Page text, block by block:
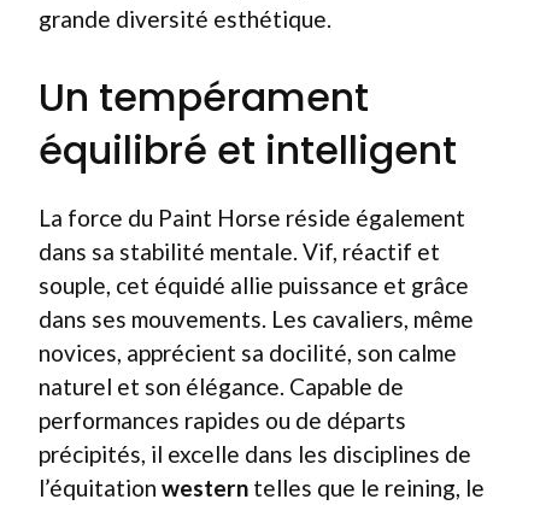
grande diversité esthétique.
Un tempérament
équilibré et intelligent
La force du Paint Horse réside également
dans sa stabilité mentale. Vif, réactif et
souple, cet équidé allie puissance et grâce
dans ses mouvements. Les cavaliers, même
novices, apprécient sa docilité, son calme
naturel et son élégance. Capable de
performances rapides ou de départs
précipités, il excelle dans les disciplines de
l’équitation western telles que le reining, le